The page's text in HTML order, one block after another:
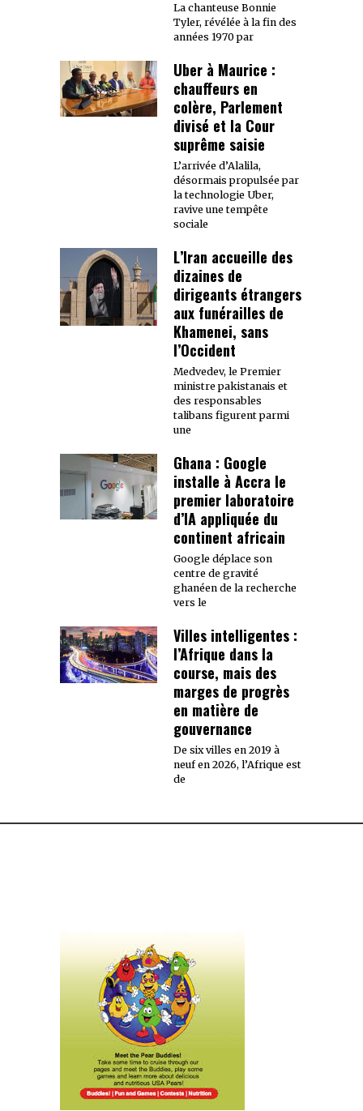
La chanteuse Bonnie
Tyler, révélée à la fin des
années 1970 par
Uber à Maurice :
chauffeurs en
colère, Parlement
divisé et la Cour
suprême saisie
L’arrivée d’Alalila,
désormais propulsée par
la technologie Uber,
ravive une tempête
sociale
L’Iran accueille des
dizaines de
dirigeants étrangers
aux funérailles de
Khamenei, sans
l’Occident
Medvedev, le Premier
ministre pakistanais et
des responsables
talibans figurent parmi
une
Ghana : Google
installe à Accra le
premier laboratoire
d’IA appliquée du
continent africain
Google déplace son
centre de gravité
ghanéen de la recherche
vers le
Villes intelligentes :
l’Afrique dans la
course, mais des
marges de progrès
en matière de
gouvernance
De six villes en 2019 à
neuf en 2026, l’Afrique est
de